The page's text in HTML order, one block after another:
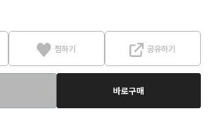
찜하기 공유하기
바로구매